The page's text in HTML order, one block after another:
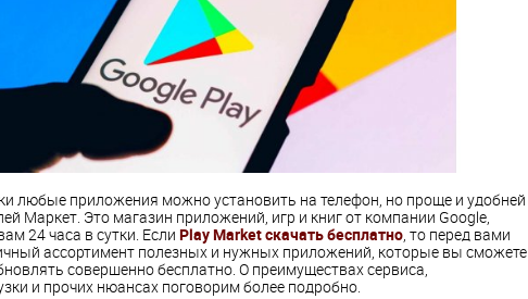
любые приложения можно установить на телефон, но проще и удобней
Маркет. Это магазин приложений, игр и книг от компании Google,
24 часа в сутки. Если Play Market скачать бесплатно, то перед вами
ассортимент полезных и нужных приложений, которые вы сможете
совершенно бесплатно. О преимуществах сервиса,
и прочих нюансах поговорим более подробно.